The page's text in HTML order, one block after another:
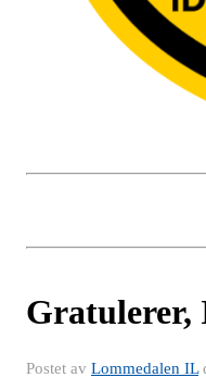
Gratulerer,
Postet av Lommedalen IL